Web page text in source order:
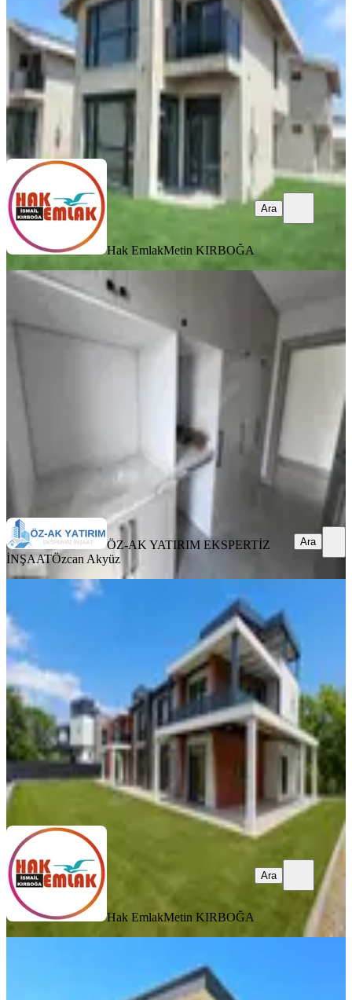
4+1· 05.08.2026
70.000 ₺
Hak Emlak Metin KIRBOĞA
Hak EmlakMetin KIRBOĞA
Ara
SIFIR BİNA
Öz-ak Tan Kiralık 5+1 Özel Yapım
Ultra Lüks Tam Müstakil Villa
Düzce, Merkez
ÖZ-AK YATIRIM EKSPERTİZ İNŞAATÖzcan Akyüz
ÖZ-AK YATIRIM EKSPERTİZ
İNŞAATÖzcan Akyüz
Ara
SIFIR BİNA
Hak Emlaktan Darıcı Mahallesinde
Kiralık 4+1 Ultra Lüks Villalar
·02.07.2026
65.000 ₺
Hak EmlakMetin KIRBOĞA
Hak EmlakMetin KIRBOĞA
Ara
Hak Emlak'tan Şıralık Mahallesinde
Kiralık 4+1 Lüks Villa